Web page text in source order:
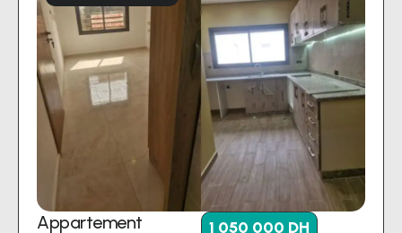
Appartement 1 050 000 DH